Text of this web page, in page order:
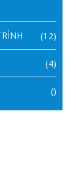
(12)
(4)
()